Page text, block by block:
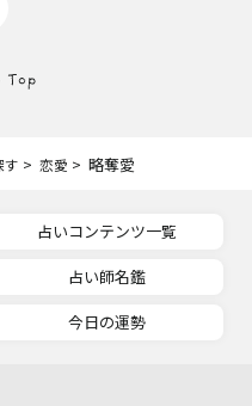
す > 恋愛 > 略奪愛
占いコンテンツ一覧
占い師名鑑
今日の運勢